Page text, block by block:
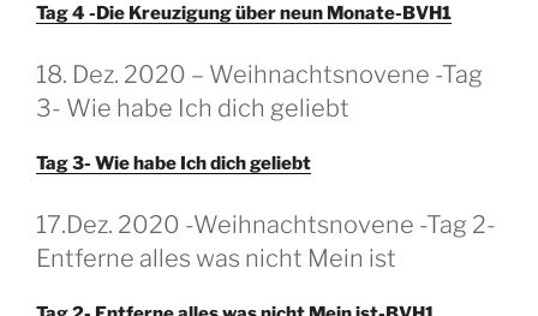
Tag 4 -Die Kreuzigung über neun Monate-BVH1
GEPLAATST
OP
18. Dez. 2020 – Weihnachtsnovene -Tag
3- Wie habe Ich dich geliebt
Tag 3- Wie habe Ich dich geliebt
GEPLAATST
OP
17.Dez. 2020 -Weihnachtsnovene -Tag 2-
Entferne alles was nicht Mein ist